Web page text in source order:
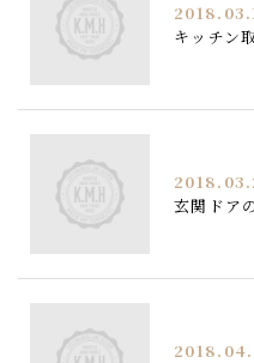
キッチン
玄関ドア